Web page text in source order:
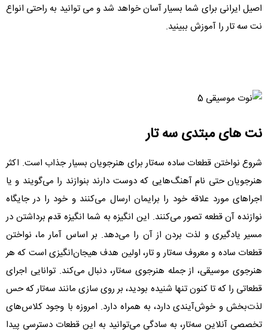
اصیل ایرانی برای شما بسیار آسان خواهد شد و می توانید به راحتی انواع
نت سه تار را آموزش ببینید.
نت های مبتدی سه تار
شروع نواختن قطعات ساده سه‌تار برای هنرجویان بسیار جذاب است. اکثر
هنرجویان حتی نام آهنگ‌هایی که دوست دارند بنوازند را می‌گویند و یا
اجراهای مورد علاقه خود را برایمان ارسال می‌کنند و خود را در جایگاه
نوازنده آن قطعه تصور می‌کنند. این انگیزه به شما انگیزه قدم برداشتن در
مسیر یادگیری و لذت بردن از آن را می‌دهد. بر اساس آمار ما، نواختن
قطعات ساده و معروف سه‌تار و تار، اولین هدف هیجان‌انگیزی است که هر
هنرجوی موسیقی، از جمله هنرجوی سه‌تار، دنبال می‌کند. توانایی اجرای
قطعاتی را که تا کنون تنها شنیده بودید، بر روی سازی مانند سه‌تار که حس
لذت‌بخش و خوش‌آیندی دارد، به همراه دارد. امروزه با وجود کلاس‌های
تخصصی آنلاین سه‌تار، به سادگی می‌توانید به این قطعات دسترسی پیدا